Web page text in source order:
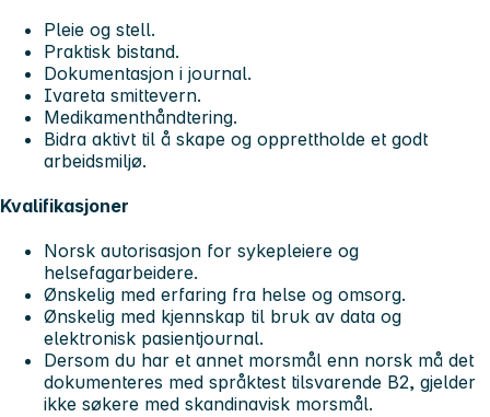
Pleie og stell.
Praktisk bistand.
Dokumentasjon i journal.
Ivareta smittevern.
Medikamenthåndtering.
Bidra aktivt til å skape og opprettholde et godt
arbeidsmiljø.
Kvalifikasjoner
Norsk autorisasjon for sykepleiere og
helsefagarbeidere.
Ønskelig med erfaring fra helse og omsorg.
Ønskelig med kjennskap til bruk av data og
elektronisk pasientjournal.
Dersom du har et annet morsmål enn norsk må det
dokumenteres med språktest tilsvarende B2, gjelder
ikke søkere med skandinavisk morsmål.